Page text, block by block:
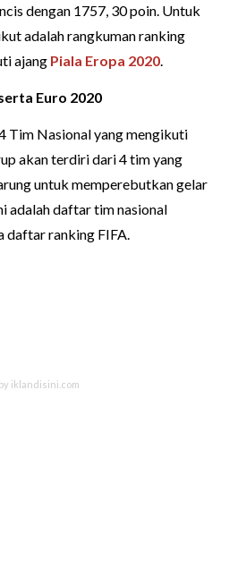
dengan 1757, 30 poin. Untuk
adalah rangkuman ranking
ajang Piala Eropa 2020.
Euro 2020
Tim Nasional yang mengikuti
akan terdiri dari 4 tim yang
untuk memperebutkan gelar
adalah daftar tim nasional
daftar ranking FIFA.